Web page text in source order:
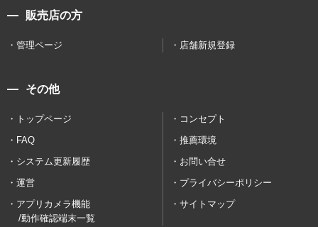
販売店の方
管理ページ 店舗新規登録
その他
トップページ
コンセプト
FAQ
推薦環境
システム更新履歴
お問い合せ
運営
プライバシーポリシー
アプリカメラ機能
/動作確認端末一覧
サイトマップ